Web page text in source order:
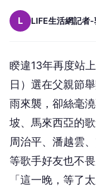
L LIFE生活網記者
睽違13年再度站
日）選在父親節
雨來襲，卻絲毫
坡、馬來西亞的
周治平、潘越雲
等歌手好友也不
「這一晚，等了